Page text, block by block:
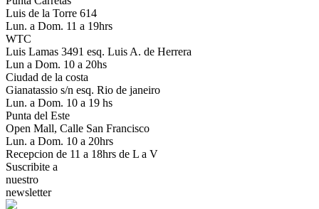
Luis de la Torre 614
Lun. a Dom. 11 a 19hrs
WTC
Luis Lamas 3491 esq. Luis A. de Herrera
Lun a Dom. 10 a 20hs
Ciudad de la costa
Gianatassio s/n esq. Rio de janeiro
Lun. a Dom. 10 a 19 hs
Punta del Este
Open Mall, Calle San Francisco
Lun. a Dom. 10 a 20hrs
Recepcion de 11 a 18hrs de L a V
Suscribite a
nuestro
newsletter